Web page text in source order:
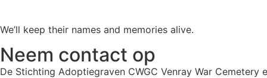
We’ll keep their names and memories alive.
Neem contact op
De Stichting Adoptiegraven CWGC Venray War